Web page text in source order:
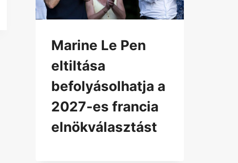
Marine Le Pen
eltiltása
befolyásolhatja a
2027-es francia
elnökválasztást